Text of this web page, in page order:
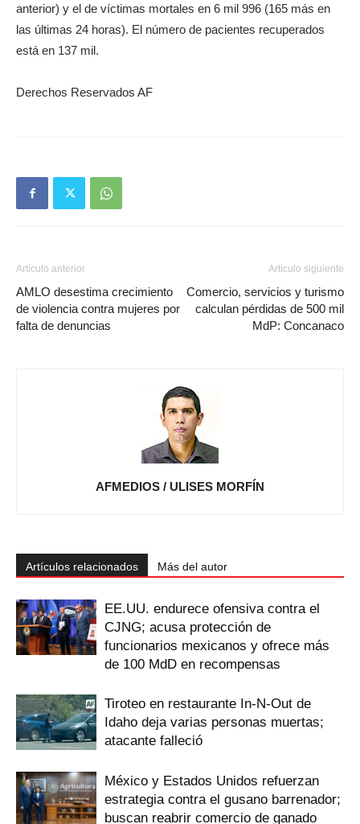
anterior) y el de víctimas mortales en 6 mil 996 (165 más en
las últimas 24 horas). El número de pacientes recuperados
está en 137 mil.
Derechos Reservados AF
Artículo anterior
AMLO desestima crecimiento
de violencia contra mujeres por
falta de denuncias
Artículo siguiente
Comercio, servicios y turismo
calculan pérdidas de 500 mil
MdP: Concanaco
AFMEDIOS / ULISES MORFÍN
Artículos relacionados Más del autor
EE.UU. endurece ofensiva contra el
CJNG; acusa protección de
funcionarios mexicanos y ofrece más
de 100 MdD en recompensas
Tiroteo en restaurante In-N-Out de
Idaho deja varias personas muertas;
atacante falleció
México y Estados Unidos refuerzan
estrategia contra el gusano barrenador;
buscan reabrir comercio de ganado